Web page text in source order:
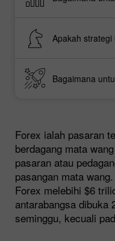
Apakah strategi
Bagaimana
Forex ialah pasaran
berdagang mata
pasaran atau
pasangan mata
Forex melebihi $6
antarabangsa dibuka
seminggu, kecuali